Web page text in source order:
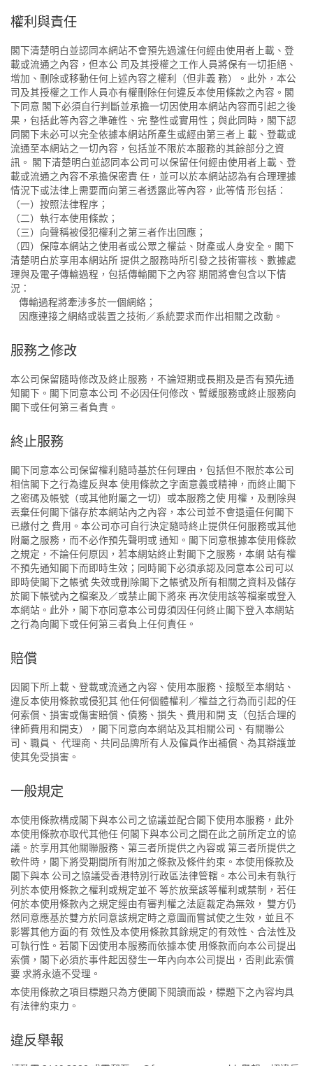
權利與責任
閣下清楚明白並認同本網站不會預先過濾任何經由使用者上載、登
載或流通之內容，但本公 司及其授權之工作人員將保有一切拒絕、
增加、刪除或移動任何上述內容之權利（但非義 務）。此外，本公
司及其授權之工作人員亦有權刪除任何違反本使用條款之內容。閣
下同意 閣下必須自行判斷並承擔一切因使用本網站內容而引起之後
果，包括此等內容之準確性、完 整性或實用性；與此同時，閣下認
同閣下未必可以完全依據本網站所產生或經由第三者上 載、登載或
流通至本網站之一切內容，包括並不限於本服務的其餘部分之資
訊。 閣下清楚明白並認同本公司可以保留任何經由使用者上載、登
載或流通之內容不承擔保密責 任，並可以於本網站認為有合理理據
情況下或法律上需要而向第三者透露此等內容，此等情 形包括：
（一）按照法律程序；
（二）執行本使用條款；
（三）向聲稱被侵犯權利之第三者作出回應；
（四）保障本網站之使用者或公眾之權益、財產或人身安全。閣下
清楚明白於享用本網站所 提供之服務時所引發之技術審核、數據處
理與及電子傳輸過程，包括傳輸閣下之內容 期間將會包含以下情
況：
傳輸過程將牽涉多於一個網絡；
因應連接之網絡或裝置之技術／系統要求而作出相關之改動。
服務之修改
本公司保留隨時修改及終止服務，不論短期或長期及是否有預先通
知閣下。閣下同意本公司 不必因任何修改、暫緩服務或終止服務向
閣下或任何第三者負責。
終止服務
閣下同意本公司保留權利隨時基於任何理由，包括但不限於本公司
相信閣下之行為違反與本 使用條款之字面意義或精神，而終止閣下
之密碼及帳號（或其他附屬之一切）或本服務之使 用權，及刪除與
丟棄任何閣下儲存於本網站內之內容，本公司並不會退還任何閣下
已繳付之 費用。本公司亦可自行決定隨時終止提供任何服務或其他
附屬之服務，而不必作預先聲明或 通知。閣下同意根據本使用條款
之規定，不論任何原因，若本網站終止對閣下之服務，本網 站有權
不預先通知閣下而即時生效；同時閣下必須承認及同意本公司可以
即時使閣下之帳號 失效或刪除閣下之帳號及所有相關之資料及儲存
於閣下帳號內之檔案及／或禁止閣下將來 再次使用該等檔案或登入
本網站。此外，閣下亦同意本公司毋須因任何終止閣下登入本網站
之行為向閣下或任何第三者負上任何責任。
賠償
因閣下所上載、登載或流通之內容、使用本服務、接駁至本網站、
違反本使用條款或侵犯其 他任何個體權利／權益之行為而引起的任
何索償、損害或傷害賠償、債務、損失、費用和開 支（包括合理的
律師費用和開支），閣下同意向本網站及其相關公司、有關聯公
司、職員、 代理商、共同品牌所有人及僱員作出補償、為其辯護並
使其免受損害。
一般規定
本使用條款構成閣下與本公司之協議並配合閣下使用本服務，此外
本使用條款亦取代其他任 何閣下與本公司之間在此之前所定立的協
議。於享用其他關聯服務、第三者所提供之內容或 第三者所提供之
軟件時，閣下將受期間所有附加之條款及條件約束。本使用條款及
閣下與本 公司之協議受香港特別行政區法律管轄。本公司未有執行
列於本使用條款之權利或規定並不 等於放棄該等權利或禁制，若任
何於本使用條款內之規定經由有審判權之法庭裁定為無效， 雙方仍
然同意應基於雙方於同意該規定時之意圖而嘗試使之生效，並且不
影響其他方面的有 效性及本使用條款其餘規定的有效性、合法性及
可執行性。若閣下因使用本服務而依據本使 用條款而向本公司提出
索償，閣下必須於事件起因發生一年內向本公司提出，否則此索償
要 求將永遠不受理。
本使用條款之項目標題只為方便閣下閱讀而設，標題下之內容均具
有法律約束力。
違反舉報